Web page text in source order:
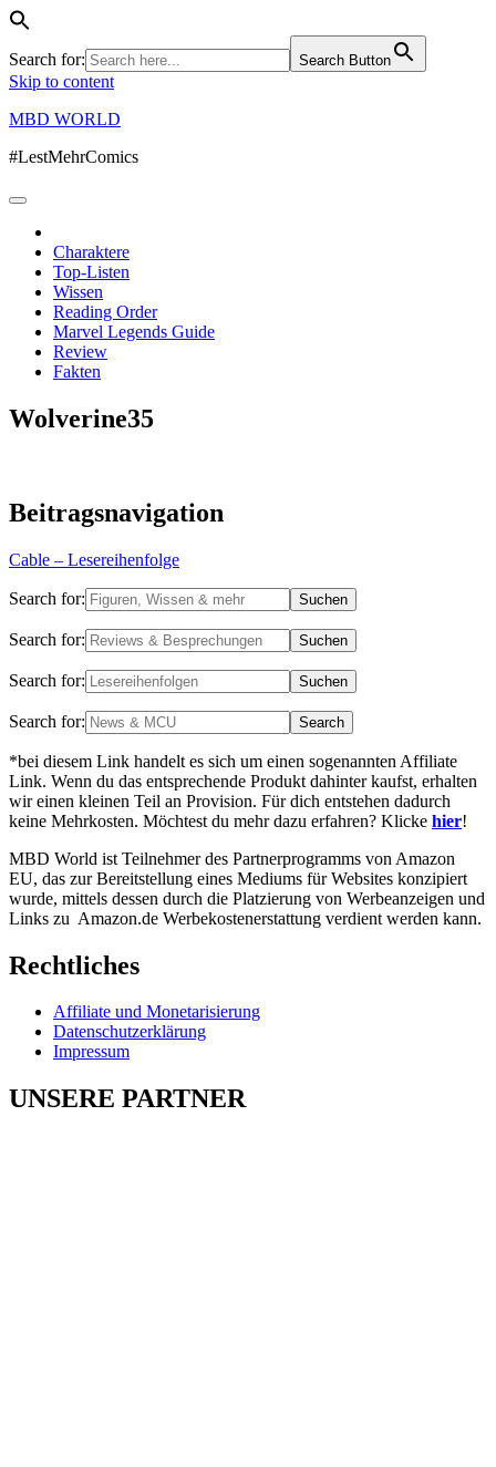
Search for: Search Button
Skip to content
MBD WORLD
#LestMehrComics
Charaktere
Top-Listen
Wissen
Reading Order
Marvel Legends Guide
Review
Fakten
Wolverine35
Beitragsnavigation
Cable – Lesereihenfolge
Search for:
Search for:
Search for:
Search for:
*bei diesem Link handelt es sich um einen sogenannten Affiliate
Link. Wenn du das entsprechende Produkt dahinter kaufst, erhalten
wir einen kleinen Teil an Provision. Für dich entstehen dadurch
keine Mehrkosten. Möchtest du mehr dazu erfahren? Klicke hier!
MBD World ist Teilnehmer des Partnerprogramms von Amazon
EU, das zur Bereitstellung eines Mediums für Websites konzipiert
wurde, mittels dessen durch die Platzierung von Werbeanzeigen und
Links zu Amazon.de Werbekostenerstattung verdient werden kann.
Rechtliches
Affiliate und Monetarisierung
Datenschutzerklärung
Impressum
UNSERE PARTNER